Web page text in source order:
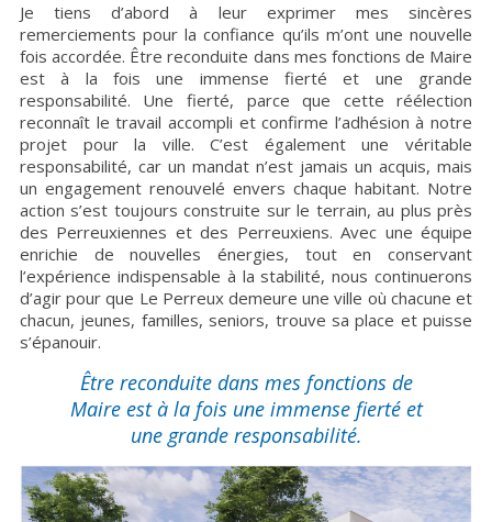
Je tiens d’abord à leur exprimer mes sincères
remerciements pour la confiance qu’ils m’ont une nouvelle
fois accordée. Être reconduite dans mes fonctions de Maire
est à la fois une immense fierté et une grande
responsabilité. Une fierté, parce que cette réélection
reconnaît le travail accompli et confirme l’adhésion à notre
projet pour la ville. C’est également une véritable
responsabilité, car un mandat n’est jamais un acquis, mais
un engagement renouvelé envers chaque habitant. Notre
action s’est toujours construite sur le terrain, au plus près
des Perreuxiennes et des Perreuxiens. Avec une équipe
enrichie de nouvelles énergies, tout en conservant
l’expérience indispensable à la stabilité, nous continuerons
d’agir pour que Le Perreux demeure une ville où chacune et
chacun, jeunes, familles, seniors, trouve sa place et puisse
s’épanouir.
Être reconduite dans mes fonctions de
Maire est à la fois une immense fierté et
une grande responsabilité.